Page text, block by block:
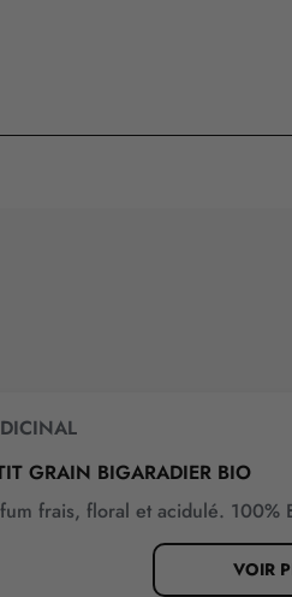
GRAIN BIGARADIER BIO
frais, floral et acidulé. 100%
VOIR